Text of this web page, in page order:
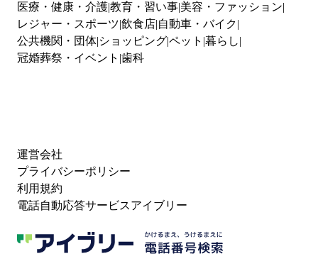
医療・健康・介護教育・習い事 美容・ファッション
レジャー・スポーツ 飲食店 自動車・バイク
公共機関・団体 ショッピングペット 暮らし
冠婚葬祭・イベント 歯科
運営会社
プライバシーポリシー
利用規約
電話自動応答サービスアイブリー